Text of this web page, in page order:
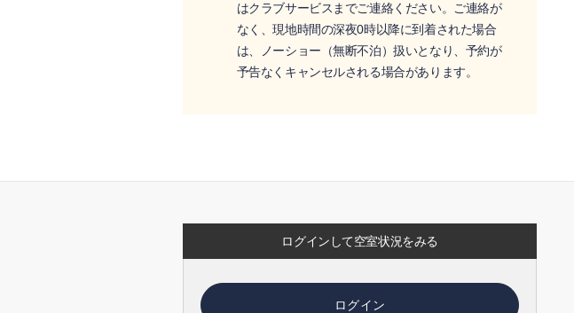
はクラブサービスまでご連絡ください。ご連絡が
なく、現地時間の深夜0時以降に到着された場合
は、ノーショー（無断不泊）扱いとなり、予約が
予告なくキャンセルされる場合があります。
ログインして空室状況をみる
ログイン